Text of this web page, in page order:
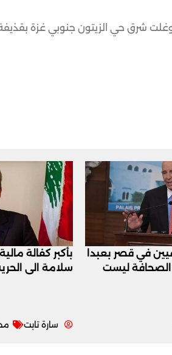
شرق حي الزيتون جنوبي غزة بقذيفة
في قصر بعبدا
الصحافة ليست
بأكبر كفالة
سلامة الى
سارة تابت